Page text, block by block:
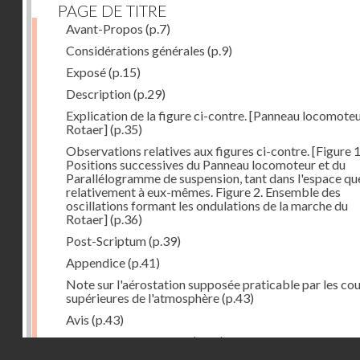
PAGE DE TITRE
Avant-Propos (p.7)
Considérations générales (p.9)
Exposé(p.15)
Description(p.29)
Explication de la figure ci-contre. [Panneau
Rotaer](p.35)
Observations relatives aux figures ci-contre. [Figure
Positions successives du Panneau locomoteur et du
Parallélogramme de suspension, tant dans l'espace
relativement à eux-mêmes. Figure 2. Ensemble des
oscillations formant les ondulations de la marche du
Rotaer](p.36)
Post-Scriptum(p.39)
Appendice(p.41)
Note sur l'aérostation supposée praticable par les
supérieures de l'atmosphère(p.43)
Avis (p.43)
Historique du système(p.44)